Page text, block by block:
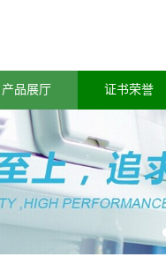
产品展厅 证书荣誉